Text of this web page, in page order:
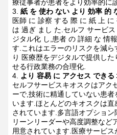
療従事者が患者をより効率的に
紙 を 使わ ない より 効率 的
医師 に 診察 する 際 に 紙 上
は 過ぎ まし た.セルフ サービ
ジタル化 し,患者 の 詳細 な 情
す.これはエラーのリスクを減
り 医療歴をデジタルで提供し
せる行政業務の合理化.
より 容易 に アクセス できる
セルフサービスキオスクはアク
ーで,技術に精通していない患
います.ほとんどのキオスクは
されています.多言語オプショ
リーンリーダーや高度調整など
用意されています.医療サービ